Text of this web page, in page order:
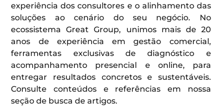
experiência dos consultores e o alinhamento das
soluções ao cenário do seu negócio. No
ecossistema Great Group, unimos mais de 20
anos de experiência em gestão comercial,
ferramentas exclusivas de diagnóstico e
acompanhamento presencial e online, para
entregar resultados concretos e sustentáveis.
Consulte conteúdos e referências em nossa
seção de busca de artigos.